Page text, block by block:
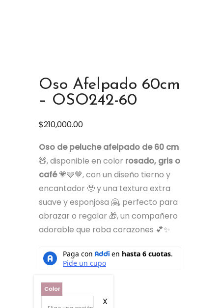
Oso Afelpado 60cm
– OSO242-60
$210,000.00
Oso de peluche afelpado de 60 cm
🧸, disponible en color rosado, gris o
café💗🩶🤎, con un diseño tierno y
encantador 🥹 y una textura extra
suave y esponjosa 🤗, perfecto para
abrazar o regalar 🎁, un compañero
adorable que roba corazones 💕✨
Color